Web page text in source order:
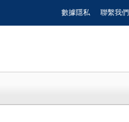
數據隱私 聯繫我們